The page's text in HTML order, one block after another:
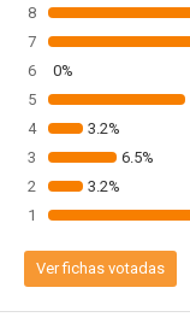
8
7
6
0%
5
4
3.2%
3
6.5%
2
3.2%
1
Ver fichas votadas